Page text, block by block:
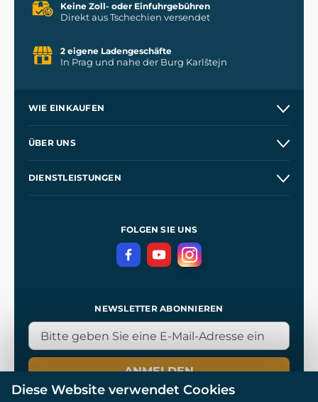
Keine Zoll- oder Einfuhrgebühren
Direkt aus Tschechien versendet
2 eigene Ladengeschäfte
In Prag und nahe der Burg Karlštejn
WIE EINKAUFEN
Großhandel
ÜBER UNS
DIENSTLEISTUNGEN
GeschäftsbedingungenFOLGEN SIE UNS
NEWSLETTER ABONNIEREN
ANMELDEN
Diese Website verwendet Cookies